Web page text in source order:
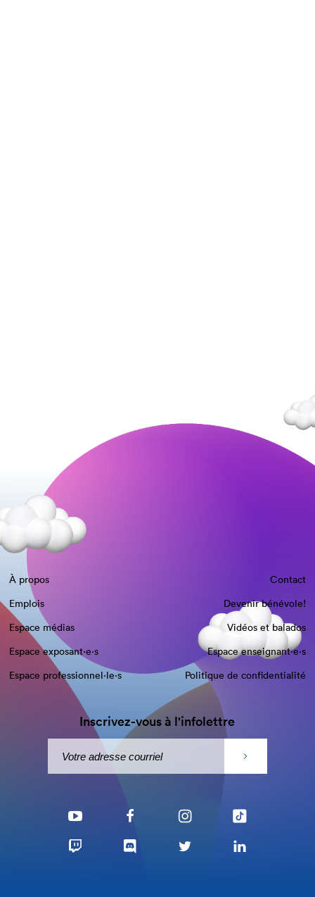
À propos
Contact
Emplois
Devenir bénévole!
Espace médias
Vidéos et balados
Espace exposant·e⋅s
Espace enseignant·e⋅s
Espace professionnel·le⋅s
Politique de confidentialité
Inscrivez-vous à l'infolettre